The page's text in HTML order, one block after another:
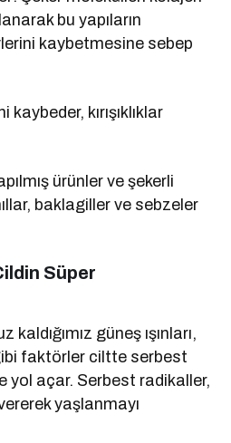
bu yapıların
kaybetmesine sebep
kırışıklıklar
ürünler ve şekerli
baklagiller ve sebzeler
Süper
güneş ışınları,
faktörler ciltte serbest
yol açar. Serbest radikaller,
yaşlanmayı